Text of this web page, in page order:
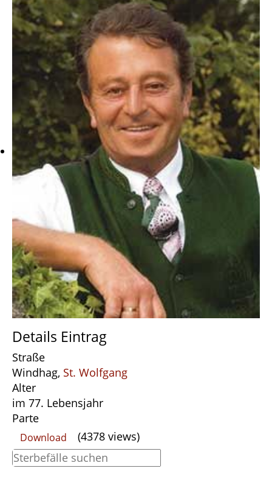
Details Eintrag
Straße
Windhag, St. Wolfgang
Alter
im 77. Lebensjahr
Parte
Download (4378 views)